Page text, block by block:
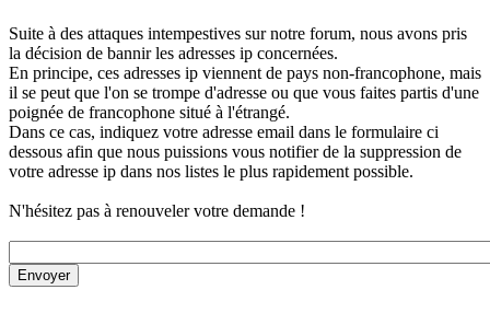
Suite à des attaques intempestives sur notre forum, nous avons pris
la décision de bannir les adresses ip concernées.
En principe, ces adresses ip viennent de pays non-francophone, mais
il se peut que l'on se trompe d'adresse ou que vous faites partis d'une
poignée de francophone situé à l'étrangé.
Dans ce cas, indiquez votre adresse email dans le formulaire ci
dessous afin que nous puissions vous notifier de la suppression de
votre adresse ip dans nos listes le plus rapidement possible.
N'hésitez pas à renouveler votre demande !